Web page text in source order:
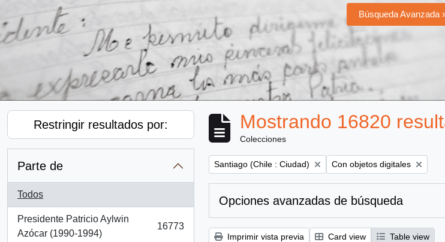
Búsqueda Avanzada
Restringir resultados por:
Parte de
Todos
Presidente Patricio Aylwin
Azócar (1990-1994)
, 16773 resultados
16773
Mostrando 16820
Colecciones
Remove filter:
Santiago (Chile : Ciudad) Remove filter:
Con objetos digitales
Opciones avanzadas de búsqueda
Imprimir vista previa Card view Table view